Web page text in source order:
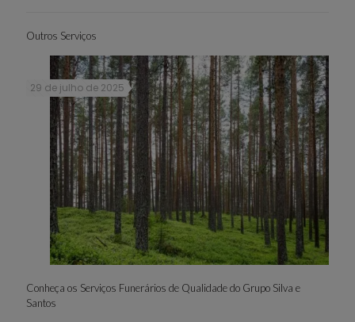
Outros Serviços
29 de julho de 2025
Conheça os Serviços Funerários de Qualidade do Grupo Silva e
Santos